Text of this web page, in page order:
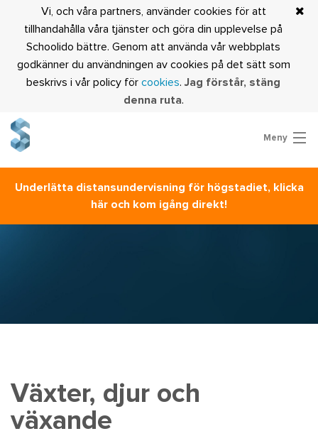
Vi, och våra partners, använder cookies för att
tillhandahålla våra tjänster och göra din upplevelse på
Schoolido bättre. Genom att använda vår webbplats
godkänner du användningen av cookies på det sätt som
beskrivs i vår policy för cookies. Jag förstår, stäng
denna ruta.
Meny
Är du lärare?
Underlätta distansundervisning för högstadiet, klicka
här och kom igång direkt!
Växter, djur och
växande